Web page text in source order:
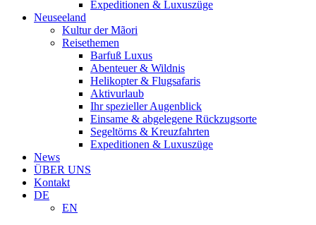
Expeditionen & Luxuszüge
Neuseeland
Kultur der Mãori
Reisethemen
Barfuß Luxus
Abenteuer & Wildnis
Helikopter & Flugsafaris
Aktivurlaub
Ihr spezieller Augenblick
Einsame & abgelegene Rückzugsorte
Segeltörns & Kreuzfahrten
Expeditionen & Luxuszüge
News
ÜBER UNS
Kontakt
DE
EN